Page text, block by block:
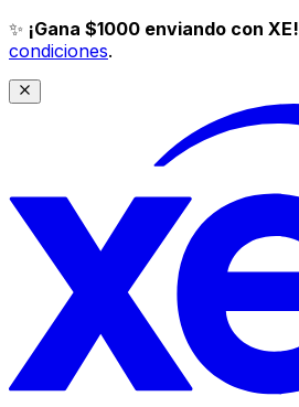
✨ ¡Gana $1000 enviando con XE!
condiciones.